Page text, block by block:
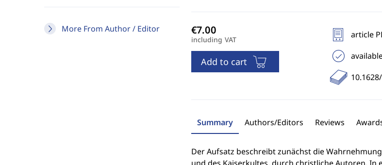
More From Author / Editor
including VAT
Add to cart
article
Summary Authors/Editors Reviews
Der Aufsatz beschreibt zunächst die